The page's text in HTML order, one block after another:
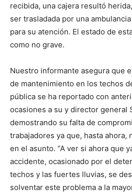
recibida, una cajera resultó
ser trasladada por una
para su atención. El estado de
como no grave.
Nuestro informante asegura que
de mantenimiento en los techos
pública se ha reportado con
ocasiones a su y director general
demostrando su falta de
trabajadores ya que, hasta ahora,
en el asunto. “A ver si ahora que
accidente, ocasionado por el
techos y las fuertes lluvias, se
solventar este problema a la